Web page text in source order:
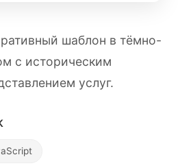
шаблон в тёмно-
с историческим
услуг.